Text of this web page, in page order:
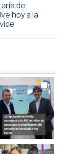
de
hoy a la